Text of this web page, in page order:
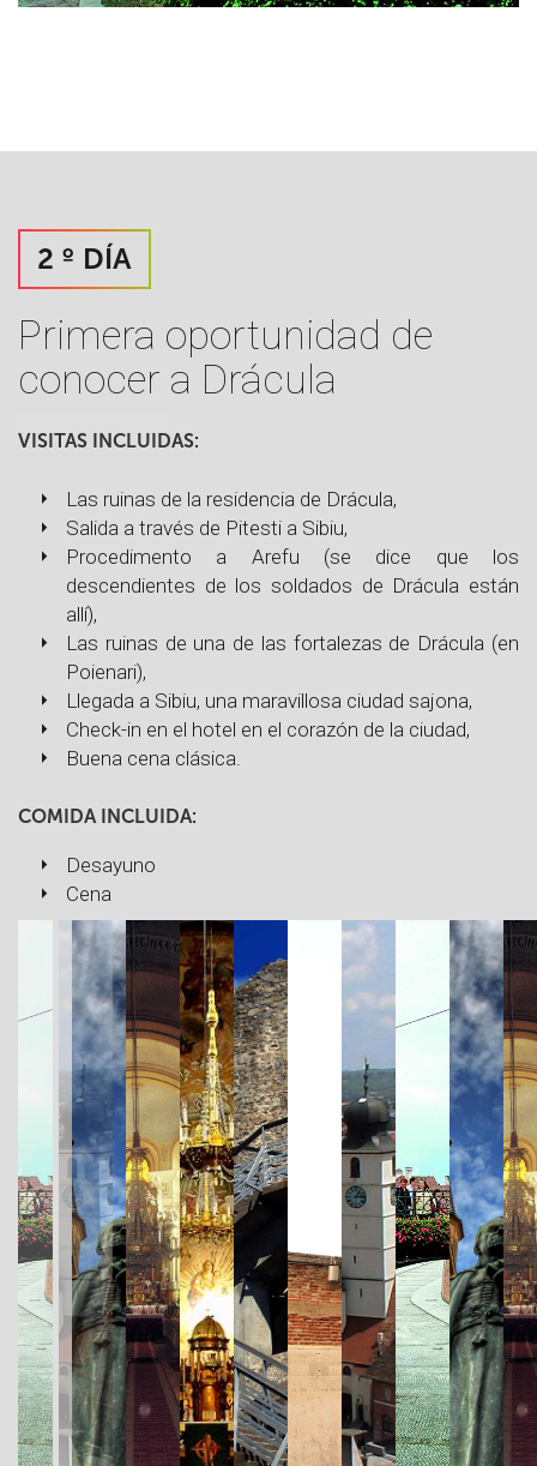
2 º DÍA
Primera oportunidad de
conocer a Drácula
VISITAS INCLUIDAS:
Las ruinas de la residencia de Drácula,
Salida a través de Pitesti a Sibiu,
Procedimento a Arefu (se dice que los
descendientes de los soldados de Drácula están
allí),
Las ruinas de una de las fortalezas de Drácula (en
Poienari),
Llegada a Sibiu, una maravillosa ciudad sajona,
Check-in en el hotel en el corazón de la ciudad,
Buena cena clásica.
COMIDA INCLUIDA:
Desayuno
Cena